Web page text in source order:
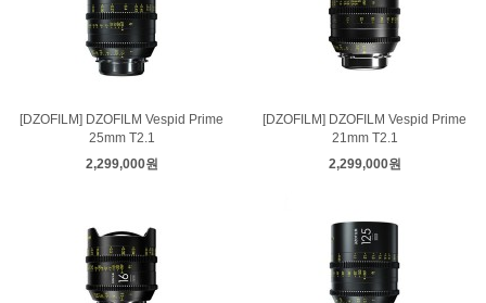
[DZOFILM] DZOFILM Vespid Prime
25mm T2.1
2,299,000원
[DZOFILM] DZOFILM Vespid Prime
21mm T2.1
2,299,000원